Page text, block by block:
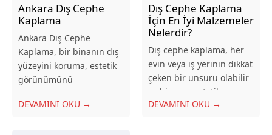
Ankara Dış Cephe
Kaplama
Ankara Dış Cephe
Kaplama, bir binanın dış
yüzeyini koruma, estetik
görünümünü
verimliliğini artırma
DEVAMINI OKU →
Dış Cephe Kaplama
İçin En İyi Malzemeler
Nelerdir?
Dış cephe kaplama, her
evin veya iş yerinin dikkat
çeken bir unsuru olabilir
ve binanın estetik
görünümünü
DEVAMINI OKU →